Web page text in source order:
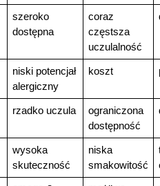
szeroko
dostępna
coraz
częstsza
uczulalność
niski potencjał
alergiczny
koszt
rzadko uczula
ograniczona
dostępność
wysoka
skuteczność
niska
smakowitość